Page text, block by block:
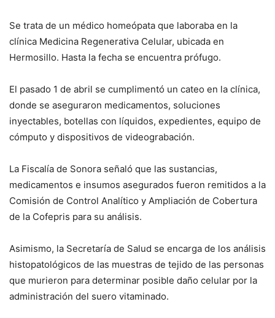
Se trata de un médico homeópata que laboraba en la
clínica Medicina Regenerativa Celular, ubicada en
Hermosillo. Hasta la fecha se encuentra prófugo.
El pasado 1 de abril se cumplimentó un cateo en la clínica,
donde se aseguraron medicamentos, soluciones
inyectables, botellas con líquidos, expedientes, equipo de
cómputo y dispositivos de videograbación.
La Fiscalía de Sonora señaló que las sustancias,
medicamentos e insumos asegurados fueron remitidos a la
Comisión de Control Analítico y Ampliación de Cobertura
de la Cofepris para su análisis.
Asimismo, la Secretaría de Salud se encarga de los análisis
histopatológicos de las muestras de tejido de las personas
que murieron para determinar posible daño celular por la
administración del suero vitaminado.